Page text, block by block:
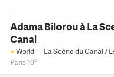
Adama Bilorou à La
Canal
World – La Scène du Canal /
Paris 10e